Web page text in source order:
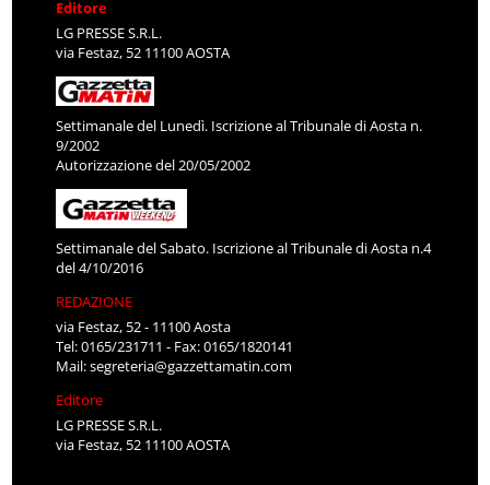
Editore
LG PRESSE S.R.L.
via Festaz, 52 11100 AOSTA
Settimanale del Lunedì. Iscrizione al Tribunale di Aosta n.
9/2002
Autorizzazione del 20/05/2002
Settimanale del Sabato. Iscrizione al Tribunale di Aosta n.4
del 4/10/2016
REDAZIONE
via Festaz, 52 - 11100 Aosta
Tel: 0165/231711 - Fax: 0165/1820141
Mail:segreteria@gazzettamatin.com
Editore
LG PRESSE S.R.L.
via Festaz, 52 11100 AOSTA